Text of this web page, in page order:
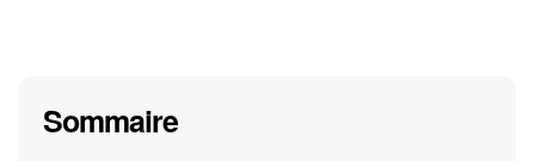
Sommaire